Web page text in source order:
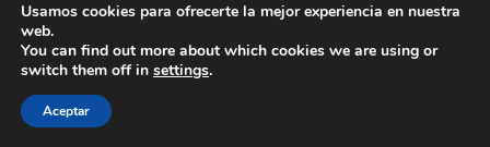
Usamos cookies para ofrecerte la mejor experiencia en nuestra
web.
You can find out more about which cookies we are using or
switch them off in settings.
Aceptar